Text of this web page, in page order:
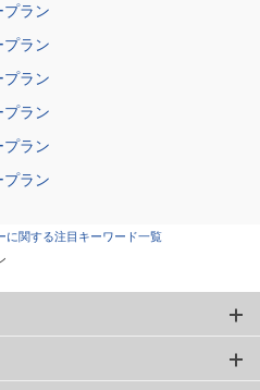
プラン
プラン
プラン
プラン
プラン
プラン
に関する注目キーワード一覧